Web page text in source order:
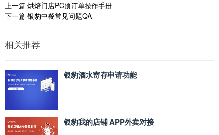
上一篇 烘焙门店PC预订单操作手册
下一篇 银豹中餐常见问题QA
相关推荐
银豹酒水寄存申请功能
银豹我的店铺 APP外卖对接